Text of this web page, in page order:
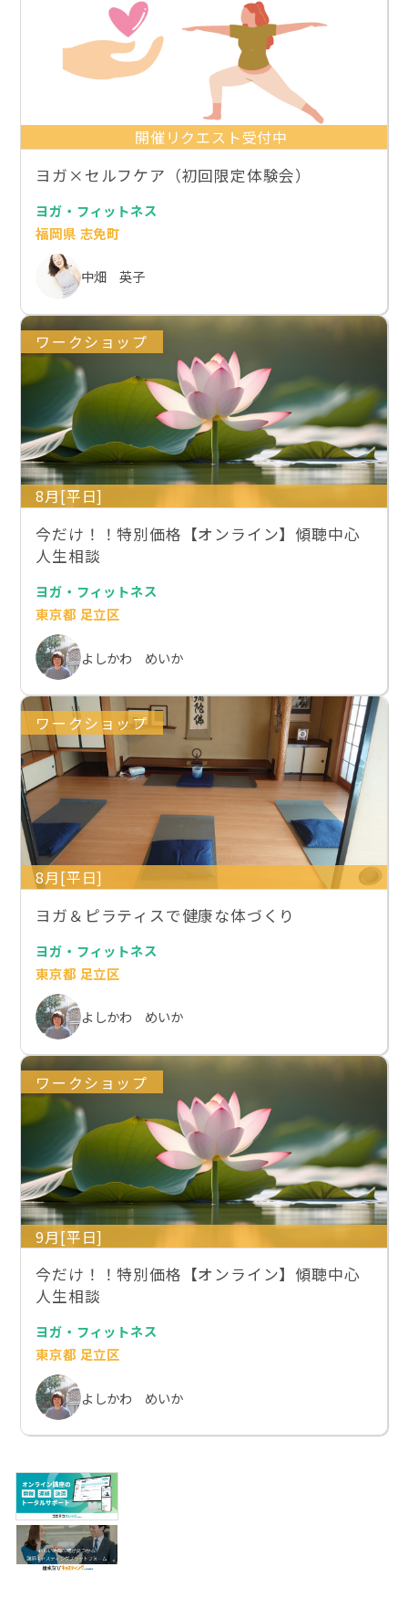
開催リクエスト受付中
ヨガ×セルフケア（初回限定体験会）
ヨガ・フィットネス
福岡県 志免町
中畑 英子
ワークショップ
8月[平日]
今だけ！！特別価格【オンライン】傾聴中心
人生相談
ヨガ・フィットネス
東京都 足立区
よしかわ めいか
ワークショップ
8月[平日]
ヨガ＆ピラティスで健康な体づくり
ヨガ・フィットネス
東京都 足立区
よしかわ めいか
ワークショップ
9月[平日]
今だけ！！特別価格【オンライン】傾聴中心
人生相談
ヨガ・フィットネス
東京都 足立区
よしかわ めいか